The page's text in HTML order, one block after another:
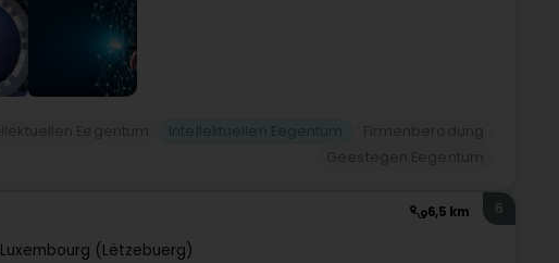
6,5 km
Luxembourg (Lëtzebuerg)
6